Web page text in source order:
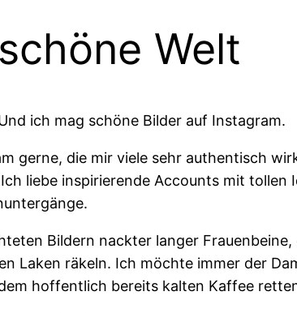
Welt
ich mag schöne Bilder auf Instagram.
gerne, die mir viele sehr authentisch
liebe inspirierende Accounts mit
Bildern nackter langer
Laken räkeln. Ich möchte immer der
hoffentlich bereits kalten Kaffee